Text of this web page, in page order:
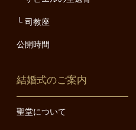
司教座
公開時間
結婚式のご案内
聖堂について